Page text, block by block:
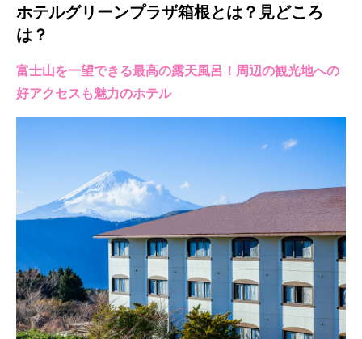
ホテルグリーンプラザ箱根とは？見どころ
は？
富士山を一望できる最高の露天風呂！周辺の観光地への
好アクセスも魅力のホテル